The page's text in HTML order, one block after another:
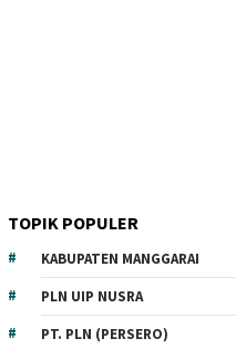
TOPIK POPULER
KABUPATEN MANGGARAI
PLN UIP NUSRA
PT. PLN (PERSERO)